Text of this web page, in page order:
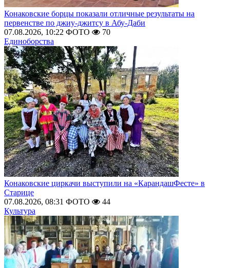
Конаковские борцы показали отличные результаты на
первенстве по джиу-джитсу в Абу-Даби
07.08.2026, 10:22 ФОТО
70
Единоборства
Конаковские циркачи выступили на «КарандашФесте» в
Старице
07.08.2026, 08:31 ФОТО
44
Культура